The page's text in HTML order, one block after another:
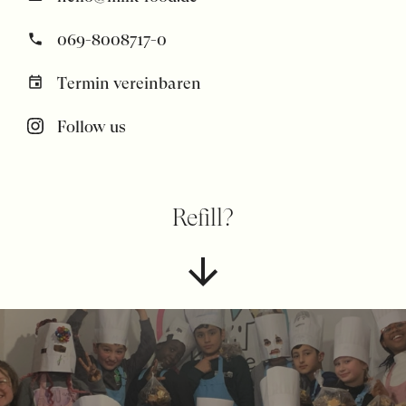
069-8008717-0
Termin vereinbaren
Follow us
Refill?